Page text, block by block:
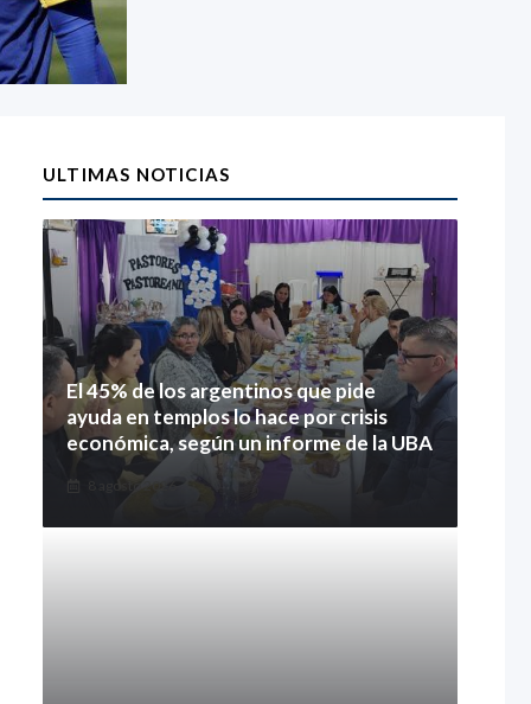
ULTIMAS NOTICIAS
El 45% de los argentinos que pide
ayuda en templos lo hace por crisis
económica, según un informe de la UBA
8 agosto 2026